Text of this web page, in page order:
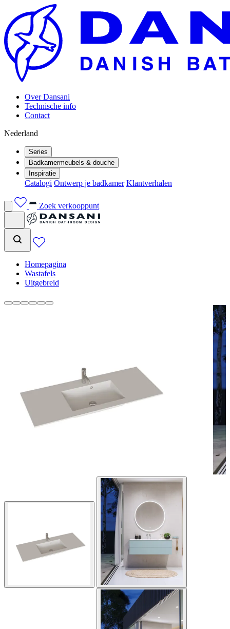
Over Dansani
Technische info
Contact
Nederland
Series
Badkamermeubels & douche
Inspiratie
Catalogi Ontwerp je badkamer Klantverhalen
Zoek verkooppunt
Homepagina
Wastafels
Uitgebreid